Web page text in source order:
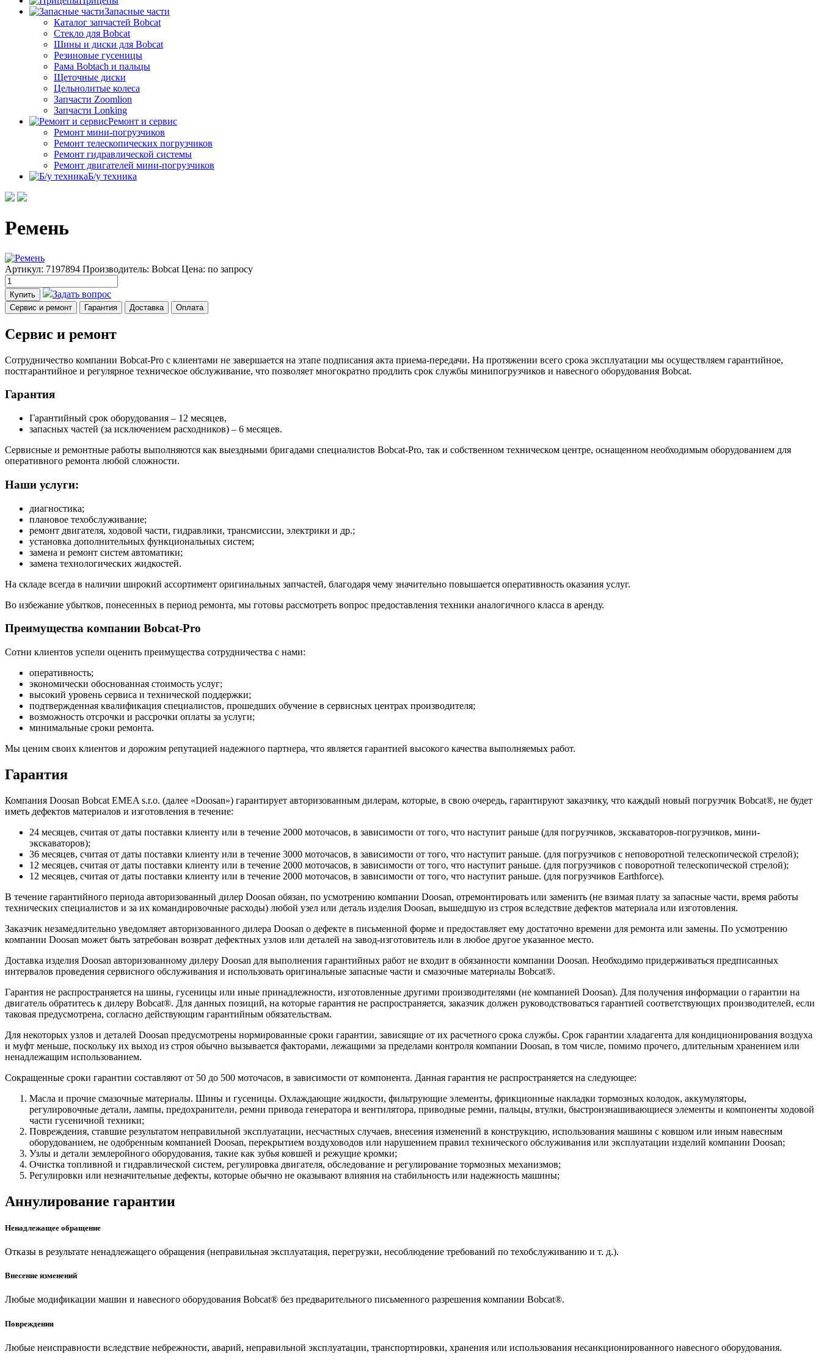
Запасные части
Каталог запчастей Bobcat
Стекло для Bobcat
Шины и диски для Bobcat
Резиновые гусеницы
Рама Bobtach и пальцы
Щеточные диски
Цельнолитые колеса
Запчасти Zoomlion
Запчасти Lonking
Ремонт и сервис
Ремонт мини-погрузчиков
Ремонт телескопических погрузчиков
Ремонт гидравлической системы
Ремонт двигателей мини-погрузчиков
Б/у техника
Ремень
Артикул: 7197894 Производитель: Bobcat Цена: по запросу
Купить Задать вопрос
Сервис и ремонт Гарантия Доставка Оплата
Сервис и ремонт
Сотрудничество компании Bobcat-Pro с клиентами не завершается на этапе подписания акта приема-передачи. На протяжении всего срока эксплуатации мы осуществляем гарантийное,
постгарантийное и регулярное техническое обслуживание, что позволяет многократно продлить срок службы минипогрузчиков и навесного оборудования Bobcat.
Гарантия
Гарантийный срок оборудования – 12 месяцев,
запасных частей (за исключением расходников) – 6 месяцев.
Сервисные и ремонтные работы выполняются как выездными бригадами специалистов Bobcat-Pro, так и собственном техническом центре, оснащенном необходимым оборудованием для
оперативного ремонта любой сложности.
Наши услуги:
диагностика;
плановое техобслуживание;
ремонт двигателя, ходовой части, гидравлики, трансмиссии, электрики и др.;
установка дополнительных функциональных систем;
замена и ремонт систем автоматики;
замена технологических жидкостей.
На складе всегда в наличии широкий ассортимент оригинальных запчастей, благодаря чему значительно повышается оперативность оказания услуг.
Во избежание убытков, понесенных в период ремонта, мы готовы рассмотреть вопрос предоставления техники аналогичного класса в аренду.
Преимущества компании Bobcat-Pro
Сотни клиентов успели оценить преимущества сотрудничества с нами:
оперативность;
экономически обоснованная стоимость услуг;
высокий уровень сервиса и технической поддержки;
подтвержденная квалификация специалистов, прошедших обучение в сервисных центрах производителя;
возможность отсрочки и рассрочки оплаты за услуги;
минимальные сроки ремонта.
Мы ценим своих клиентов и дорожим репутацией надежного партнера, что является гарантией высокого качества выполняемых работ.
Гарантия
Компания Doosan Bobcat EMEA s.r.o. (далее «Doosan») гарантирует авторизованным дилерам, которые, в свою очередь, гарантируют заказчику, что каждый новый погрузчик Bobcat®, не будет
иметь дефектов материалов и изготовления в течение:
24 месяцев, считая от даты поставки клиенту или в течение 2000 моточасов, в зависимости от того, что наступит раньше (для погрузчиков, экскаваторов-погрузчиков, мини-
экскаваторов);
36 месяцев, считая от даты поставки клиенту или в течение 3000 моточасов, в зависимости от того, что наступит раньше. (для погрузчиков с неповоротной телескопической стрелой);
12 месяцев, считая от даты поставки клиенту или в течение 2000 моточасов, в зависимости от того, что наступит раньше. (для погрузчиков с поворотной телескопической стрелой);
12 месяцев, считая от даты поставки клиенту или в течение 2000 моточасов, в зависимости от того, что наступит раньше. (для погрузчиков Earthforce).
В течение гарантийного периода авторизованный дилер Doosan обязан, по усмотрению компании Doosan, отремонтировать или заменить (не взимая плату за запасные части, время работы
технических специалистов и за их командировочные расходы) любой узел или деталь изделия Doosan, вышедшую из строя вследствие дефектов материала или изготовления.
Заказчик незамедлительно уведомляет авторизованного дилера Doosan о дефекте в письменной форме и предоставляет ему достаточно времени для ремонта или замены. По усмотрению
компании Doosan может быть затребован возврат дефектных узлов или деталей на завод-изготовитель или в любое другое указанное место.
Доставка изделия Doosan авторизованному дилеру Doosan для выполнения гарантийных работ не входит в обязанности компании Doosan. Необходимо придерживаться предписанных
интервалов проведения сервисного обслуживания и использовать оригинальные запасные части и смазочные материалы Bobcat®.
Гарантия не распространяется на шины, гусеницы или иные принадлежности, изготовленные другими производителями (не компанией Doosan). Для получения информации о гарантии на
двигатель обратитесь к дилеру Bobcat®. Для данных позиций, на которые гарантия не распространяется, заказчик должен руководствоваться гарантией соответствующих производителей, если
таковая предусмотрена, согласно действующим гарантийным обязательствам.
Для некоторых узлов и деталей Doosan предусмотрены нормированные сроки гарантии, зависящие от их расчетного срока службы. Срок гарантии хладагента для кондиционирования воздуха
и муфт меньше, поскольку их выход из строя обычно вызывается факторами, лежащими за пределами контроля компании Doosan, в том числе, помимо прочего, длительным хранением или
ненадлежащим использованием.
Сокращенные сроки гарантии составляют от 50 до 500 моточасов, в зависимости от компонента. Данная гарантия не распространяется на следующее:
Масла и прочие смазочные материалы. Шины и гусеницы. Охлаждающие жидкости, фильтрующие элементы, фрикционные накладки тормозных колодок, аккумуляторы,
регулировочные детали, лампы, предохранители, ремни привода генератора и вентилятора, приводные ремни, пальцы, втулки, быстроизнашивающиеся элементы и компоненты ходовой
части гусеничной техники;
Повреждения, ставшие результатом неправильной эксплуатации, несчастных случаев, внесения изменений в конструкцию, использования машины с ковшом или иным навесным
оборудованием, не одобренным компанией Doosan, перекрытием воздуховодов или нарушением правил технического обслуживания или эксплуатации изделий компании Doosan;
Узлы и детали землеройного оборудования, такие как зубья ковшей и режущие кромки;
Очистка топливной и гидравлической систем, регулировка двигателя, обследование и регулирование тормозных механизмов;
Регулировки или незначительные дефекты, которые обычно не оказывают влияния на стабильность или надежность машины;
Аннулирование гарантии
Ненадлежащее обращение
Отказы в результате ненадлежащего обращения (неправильная эксплуатация, перегрузки, несоблюдение требований по техобслуживанию и т. д.).
Внесение изменений
Любые модификации машин и навесного оборудования Bobcat® без предварительного письменного разрешения компании Bobcat®.
Повреждения
Любые неисправности вследствие небрежности, аварий, неправильной эксплуатации, транспортировки, хранения или использования несанкционированного навесного оборудования.